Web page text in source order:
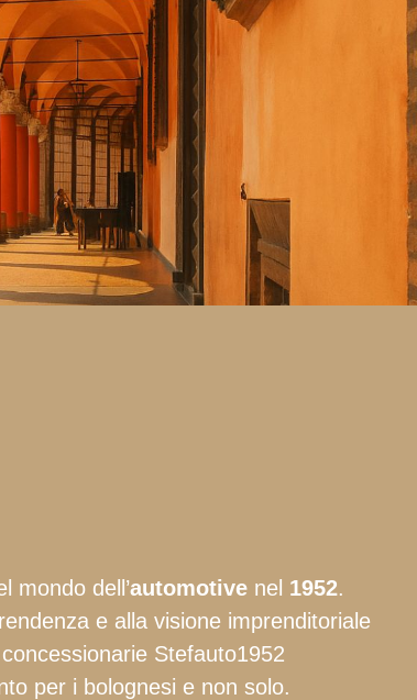
mondo dell’automotivenel 1952.
e alla visione imprenditoriale
Stefauto1952
per i bolognesi e non solo.